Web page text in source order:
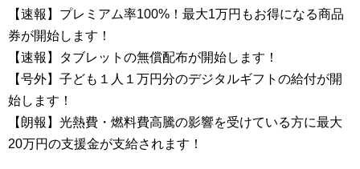
【速報】プレミアム率100%！最大1万円もお得になる商品
券が開始します！
【速報】タブレットの無償配布が開始します！
【号外】子ども１人１万円分のデジタルギフトの給付が開
始します！
【朗報】光熱費・燃料費高騰の影響を受けている方に最大
20万円の支援金が支給されます！